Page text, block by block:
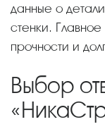
данные о
стенки.
прочности и
Выбор